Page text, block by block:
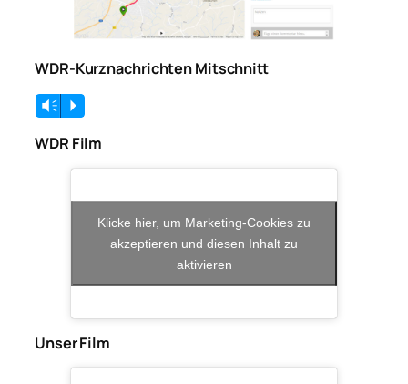
WDR-Kurz­nach­rich­ten Mit­schnitt
Vm P
WDR Film
Klicke hier, um Marketing-Cookies zu
akzeptieren und diesen Inhalt zu
aktivieren
Unser Film